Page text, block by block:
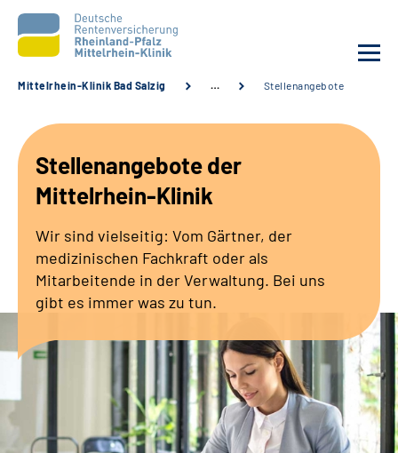
Unsere Angebote
Karriere
Zuweisende &
Leichte Sprache
Mittelrhein-Klinik Bad Salzig … Stellenangebote
Stellenangebote der
Mittelrhein-Klinik
Wir sind vielseitig: Vom Gärtner, der
medizinischen Fachkraft oder als
Mitarbeitende in der Verwaltung. Bei uns
gibt es immer was zu tun.